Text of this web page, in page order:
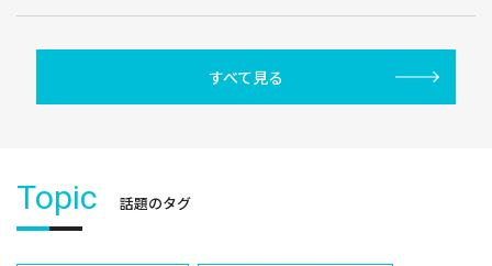
すべて見る
Topic 話題のタグ